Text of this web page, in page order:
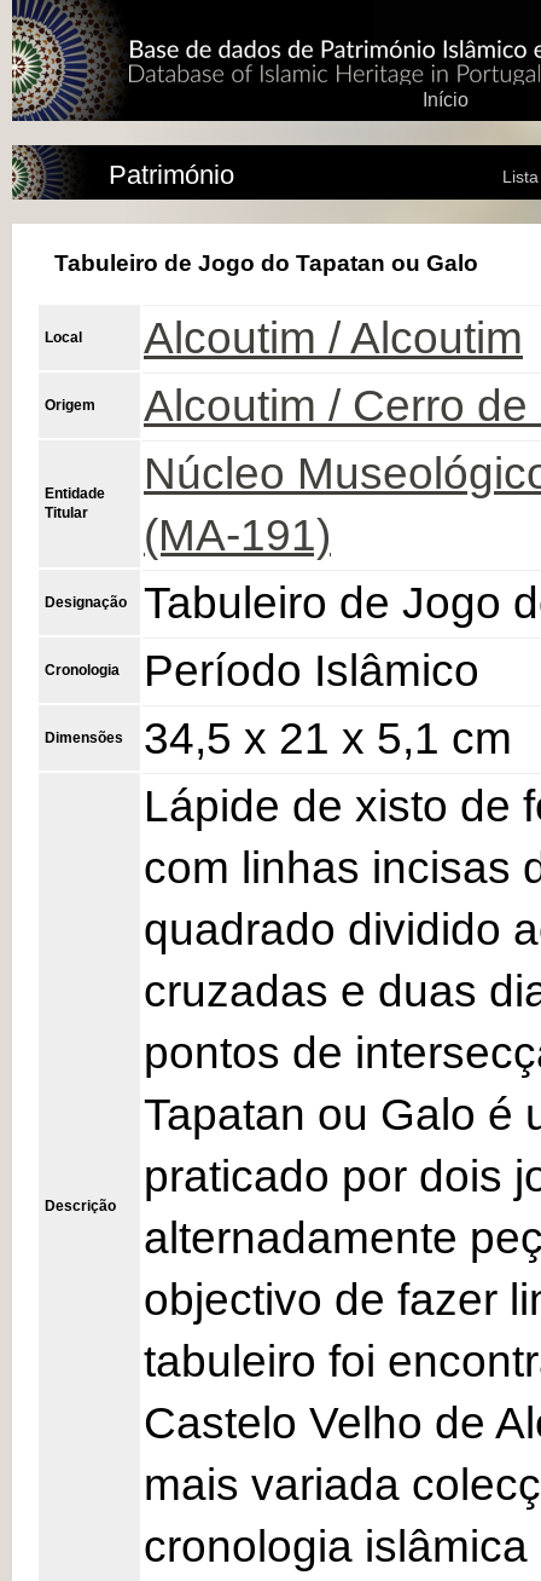
Início
Património
Tabuleiro de Jogo do Tapatan ou Galo
Local Alcoutim / Alcoutim
Origem Alcoutim / Cerro
Entidade
Titular
Núcleo
(MA-191)
Designação Tabuleiro de Jogo
Cronologia Período Islâmico
Dimensões 34,5 x 21 x 5,1 cm
Descrição
Lápide de xisto de
com linhas incisas
quadrado dividido
cruzadas e duas
pontos de
Tapatan ou Galo é
praticado por dois
alternadamente
objectivo de fazer
tabuleiro foi
Castelo Velho de
mais variada
cronologia